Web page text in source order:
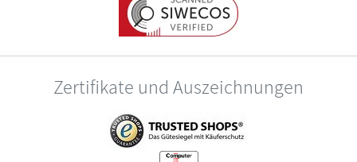
Zertifikate und Auszeichnungen